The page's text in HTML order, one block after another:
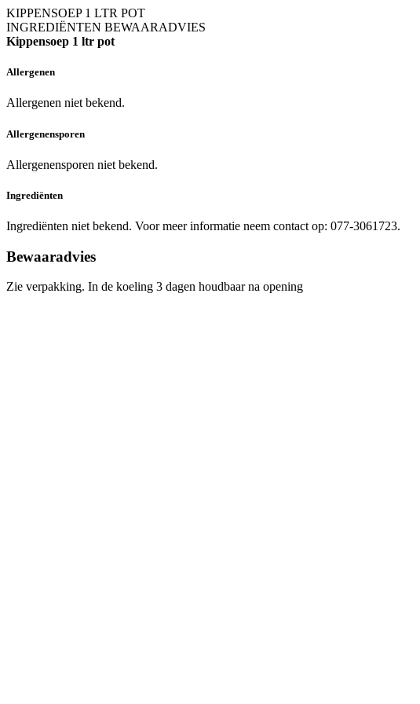
KIPPENSOEP 1 LTR POT
INGREDIËNTEN BEWAARADVIES
Kippensoep 1 ltr pot
Allergenen
Allergenen niet bekend.
Allergenensporen
Allergenensporen niet bekend.
Ingrediënten
Ingrediënten niet bekend. Voor meer informatie neem contact op: 077-3061723.
Bewaaradvies
Zie verpakking. In de koeling 3 dagen houdbaar na opening